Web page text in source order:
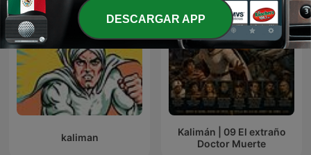
kaliman
Kalimán | 09 El extraño
Doctor Muerte
DESCARGAR APP